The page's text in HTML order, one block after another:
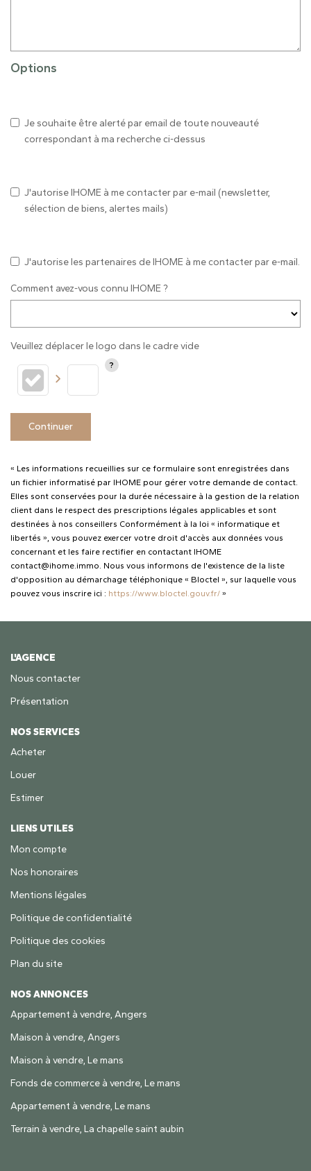
Options
Je souhaite être alerté par email de toute nouveauté
correspondant à ma recherche ci-dessus
J'autorise IHOME à me contacter par e-mail (newsletter,
sélection de biens, alertes mails)
J'autorise les partenaires de IHOME à me contacter par e-mail.
Comment avez-vous connu IHOME ?
Veuillez déplacer le logo dans le cadre vide
Continuer
« Les informations recueillies sur ce formulaire sont enregistrées dans
un fichier informatisé par IHOME pour gérer votre demande de contact.
Elles sont conservées pour la durée nécessaire à la gestion de la relation
client dans le respect des prescriptions légales applicables et sont
destinées à nos conseillers Conformément à la loi « informatique et
libertés », vous pouvez exercer votre droit d'accès aux données vous
concernant et les faire rectifier en contactant IHOME
contact@ihome.immo. Nous vous informons de l'existence de la liste
d'opposition au démarchage téléphonique « Bloctel », sur laquelle vous
pouvez vous inscrire ici : https://www.bloctel.gouv.fr/ »
L'AGENCE
Nous contacter
Présentation
NOS SERVICES
Acheter
Louer
Estimer
LIENS UTILES
Mon compte
Nos honoraires
Mentions légales
Politique de confidentialité
Politique des cookies
Plan du site
NOS ANNONCES
Appartement à vendre, Angers
Maison à vendre, Angers
Maison à vendre, Le mans
Fonds de commerce à vendre, Le mans
Appartement à vendre, Le mans
Terrain à vendre, La chapelle saint aubin